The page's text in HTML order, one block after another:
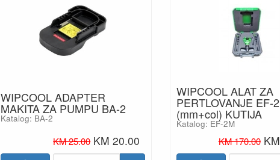
WIPCOOL ADAPTER
MAKITA ZA PUMPU BA-2
Katalog: BA-2
KM 25.00 KM 20.00
WIPCOOL ALAT ZA
PERTLOVANJE EF-
(mm+col) KUTIJA
Katalog: EF-2M
KM 170.00